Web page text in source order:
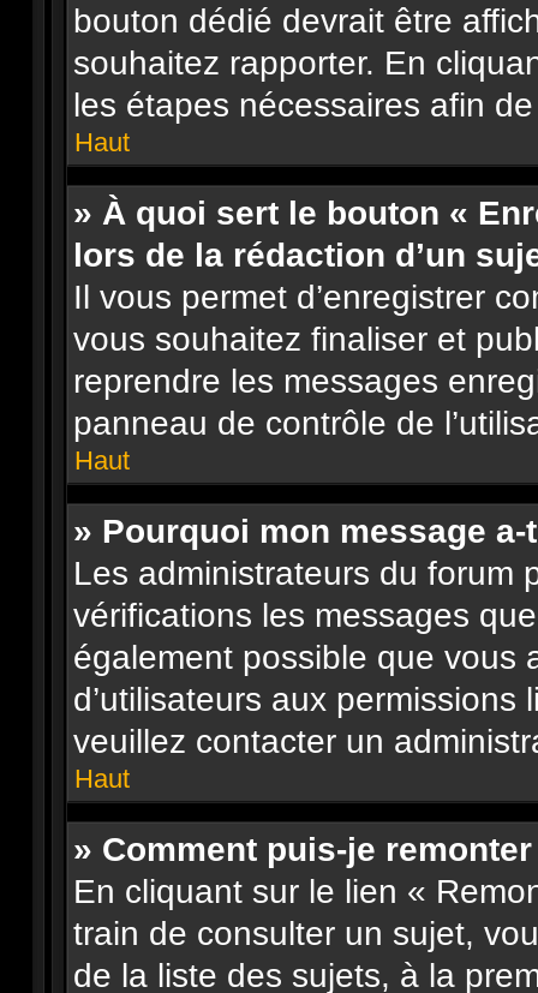
bouton dédié devrait être
souhaitez rapporter. En
les étapes nécessaires afin
Haut
» À quoi sert le bouton «
lors de la rédaction d’un
Il vous permet d’enregistrer
vous souhaitez finaliser et
reprendre les messages
panneau de contrôle de
Haut
» Pourquoi mon message
Les administrateurs du forum
vérifications les messages
également possible que vous
d’utilisateurs aux permissions
veuillez contacter un
Haut
» Comment puis-je
En cliquant sur le lien «
train de consulter un sujet,
de la liste des sujets, à la